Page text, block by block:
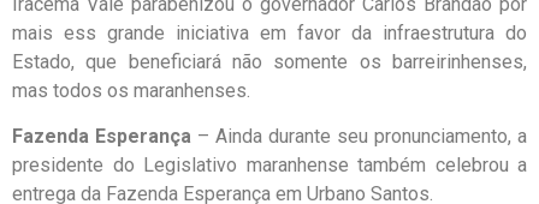
mais ess grande iniciativa em favor da infraestrutura do
Estado, que beneficiará não somente os barreirinhenses,
mas todos os maranhenses.
Fazenda Esperança – Ainda durante seu pronunciamento, a
presidente do Legislativo maranhense também celebrou a
entrega da Fazenda Esperança em Urbano Santos.